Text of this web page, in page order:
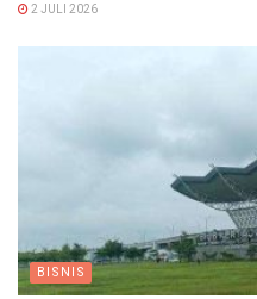
2 JULI 2026
BISNIS